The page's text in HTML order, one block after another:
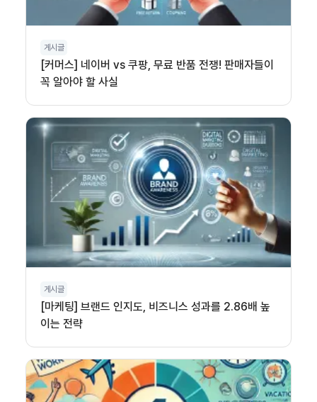
게시글
[커머스] 네이버 vs 쿠팡, 무료 반품 전쟁! 판매자들이
꼭 알아야 할 사실
게시글
[마케팅] 브랜드 인지도, 비즈니스 성과를 2.86배 높
이는 전략